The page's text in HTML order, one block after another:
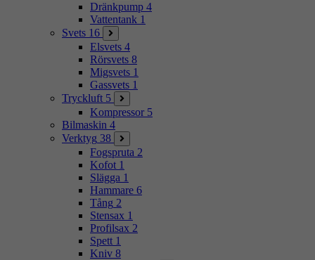
Dränkpump 4
Vattentank 1
Svets 16
Elsvets 4
Rörsvets 8
Migsvets 1
Gassvets 1
Tryckluft 5
Kompressor 5
Bilmaskin 4
Verktyg 38
Fogspruta 2
Kofot 1
Slägga 1
Hammare 6
Tång 2
Stensax 1
Profilsax 2
Spett 1
Kniv 8